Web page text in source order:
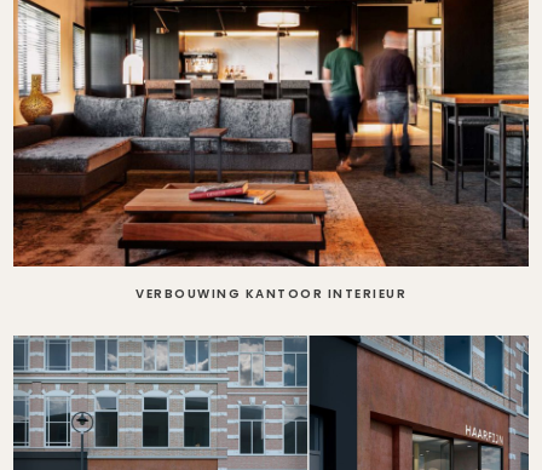
VERBOUWING KANTOOR INTERIEUR